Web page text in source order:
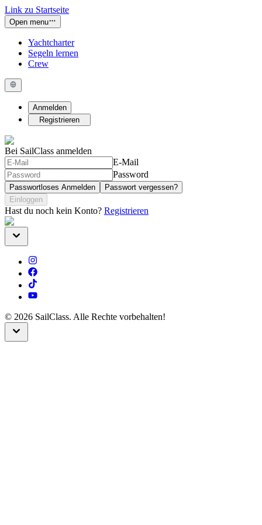
Link zu Startseite
Open menu
Yachtcharter
Segeln lernen
Crew
Anmelden
Registrieren
Bei SailClass anmelden
E-Mail
Password
Passwortloses Anmelden
Passwort vergessen?
Einloggen
Hast du noch kein Konto? Registrieren
© 2026 SailClass. Alle Rechte vorbehalten!